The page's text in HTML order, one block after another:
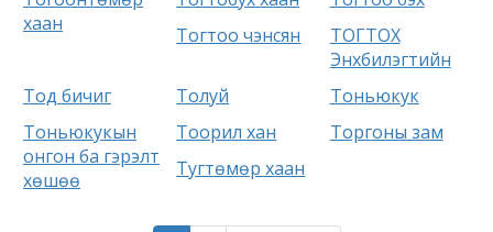
хаан
Тогтоо чэнсян
ТОГТОХ
Энхбилэгтийн
Тод бичиг
Толуй
Тоньюкук
Тоньюкукын
онгон ба гэрэлт
хөшөө
Тоорил хан
Торгоны зам
Тугтөмөр хаан